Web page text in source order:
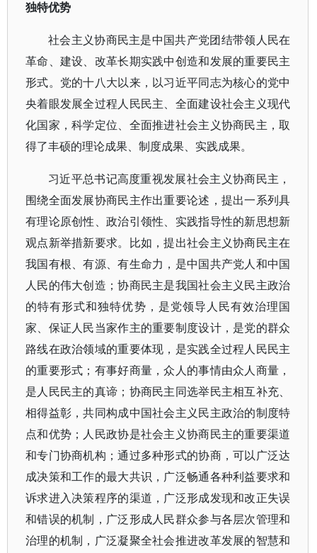
独特优势
社会主义协商民主是中国共产党团结带领人民在
革命、建设、改革长期实践中创造和发展的重要民主
形式。党的十八大以来，以习近平同志为核心的党中
央着眼发展全过程人民民主、全面建设社会主义现代
化国家，科学定位、全面推进社会主义协商民主，取
得了丰硕的理论成果、制度成果、实践成果。
习近平总书记高度重视发展社会主义协商民主，
围绕全面发展协商民主作出重要论述，提出一系列具
有理论原创性、政治引领性、实践指导性的新思想新
观点新举措新要求。比如，提出社会主义协商民主在
我国有根、有源、有生命力，是中国共产党人和中国
人民的伟大创造；协商民主是我国社会主义民主政治
的特有形式和独特优势，是党领导人民有效治理国
家、保证人民当家作主的重要制度设计，是党的群众
路线在政治领域的重要体现，是实践全过程人民民主
的重要形式；有事好商量，众人的事情由众人商量，
是人民民主的真谛；协商民主同选举民主相互补充、
相得益彰，共同构成中国社会主义民主政治的制度特
点和优势；人民政协是社会主义协商民主的重要渠道
和专门协商机构；通过多种形式的协商，可以广泛达
成决策和工作的最大共识，广泛畅通各种利益要求和
诉求进入决策程序的渠道，广泛形成发现和改正失误
和错误的机制，广泛形成人民群众参与各层次管理和
治理的机制，广泛凝聚全社会推进改革发展的智慧和